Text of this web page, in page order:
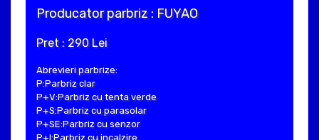
Producator parbriz : FUYAO
Pret : 290 Lei
Abrevieri parbrize:
P:Parbriz clar
P+V:Parbriz cu tenta verde
P+S:Parbriz cu parasolar
P+SE:Parbriz cu senzor
P+I:Parbriz cu incalzire